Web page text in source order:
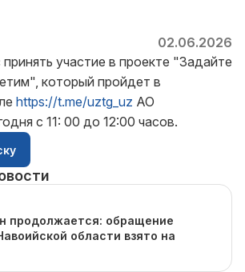
02.06.2026
участие в проекте "Задайте
который пройдет в
https://t.me/uztg_uz АО
с 11: 00 до 12:00 часов.
продолжается: обращение
области взято на